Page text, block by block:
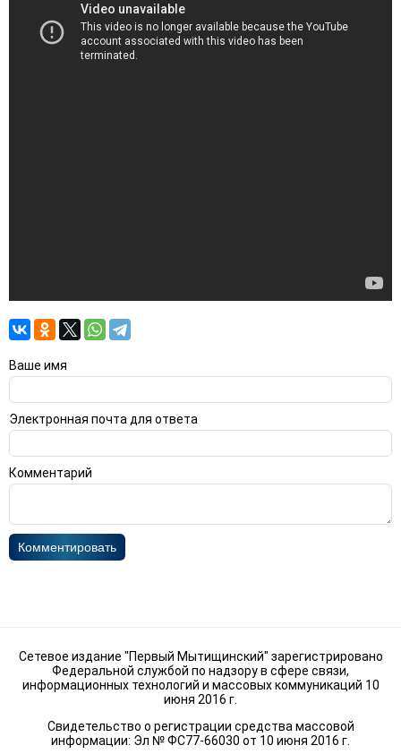
Ваше имя
Электронная почта для ответа
Комментарий
Комментировать
Сетевое издание "Первый Мытищинский" зарегистрировано
Федеральной службой по надзору в сфере связи,
информационных технологий и массовых коммуникаций 10
июня 2016 г.
Свидетельство о регистрации средства массовой
информации: Эл № ФС77-66030 от 10 июня 2016 г.